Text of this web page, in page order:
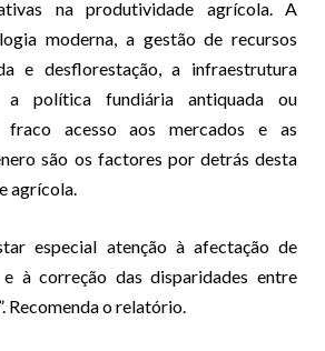
na produtividade agrícola. A
moderna, a gestão de recursos
e desflorestação, a infraestrutura
a política fundiária antiquada ou
fraco acesso aos mercados e as
são os factores por detrás desta
agrícola.
especial atenção à afectação de
e à correção das disparidades entre
Recomenda o relatório.